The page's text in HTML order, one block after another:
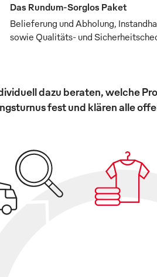
Das Rundum-Sorglos Paket
Belieferung und Abholung,
sowie Qualitäts- und
dazu beraten, welche
fest und klären alle